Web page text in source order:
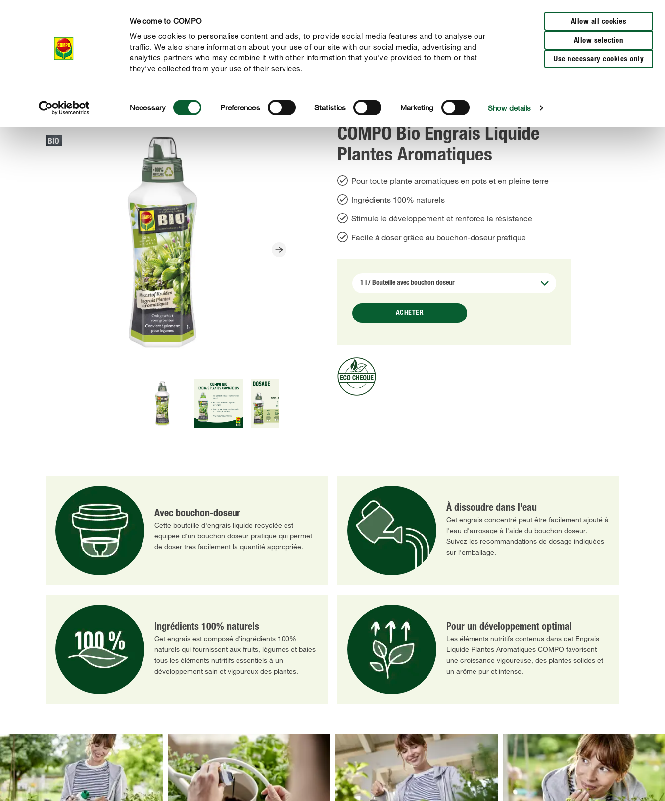
Welcome to COMPO
We use cookies to personalise content and ads, to provide social media features and to analyse our
traffic. We also share information about your use of our site with our social media, advertising and
analytics partners who may combine it with other information that you’ve provided to them or that
they’ve collected from your use of their services.
Selection
Necessary Preferences Statistics Marketing Show details
Allow all cookies
Allow selection
Use necessary cookies only
Distributeurs à proximité
Produits Conseil Thèmes Service Qui sommes-nous?
COMPOProduits Engrais & soins des plantes Légumes, fruits & aromatiques COMPO Bio Engrais Liquide Plantes Aromatiques
COMPO Bio Engrais Liquide
Plantes Aromatiques
Pour toute plante aromatiques en pots et en pleine terre
Ingrédients 100% naturels
Stimule le développement et renforce la résistance
Facile à doser grâce au bouchon-doseur pratique
ACHETER
Avec bouchon-doseur
Cette bouteille d'engrais liquide recyclée est
équipée d'un bouchon doseur pratique qui permet
de doser très facilement la quantité appropriée.
À dissoudre dans l'eau
Cet engrais concentré peut être facilement ajouté à
l'eau d'arrosage à l'aide du bouchon doseur.
Suivez les recommandations de dosage indiquées
sur l'emballage.
Ingrédients 100% naturels
Cet engrais est composé d'ingrédients 100%
naturels qui fournissent aux fruits, légumes et baies
tous les éléments nutritifs essentiels à un
développement sain et vigoureux des plantes.
Pour un développement optimal
Les éléments nutritifs contenus dans cet Engrais
Liquide Plantes Aromatiques COMPO favorisent
une croissance vigoureuse, des plantes solides et
un arôme pur et intense.